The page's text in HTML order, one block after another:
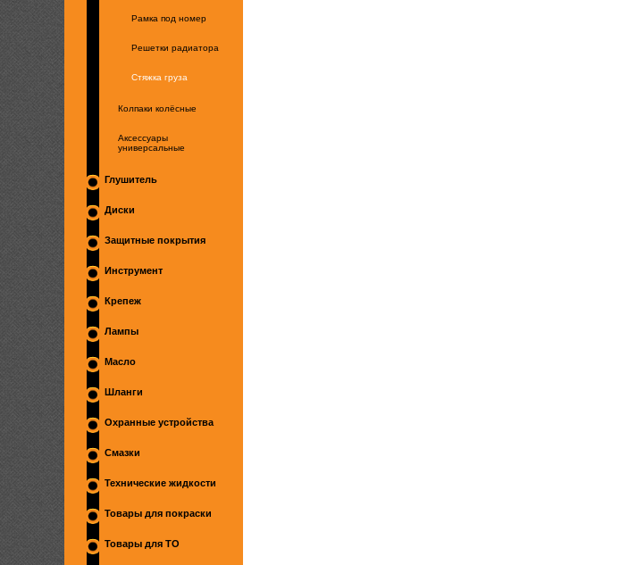
Рамка под номер
Решетки радиатора
Стяжка груза
Колпаки колёсные
Аксессуары
универсальные
Глушитель
Диски
Защитные покрытия
Инструмент
Крепеж
Лампы
Масло
Шланги
Охранные устройства
Смазки
Технические жидкости
Товары для покраски
Товары для ТО